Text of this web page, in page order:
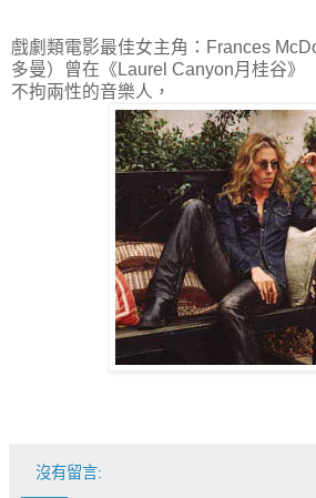
戲劇類電影最佳女主角：Frances
多曼）曾在《Laurel Canyon月桂谷》
不拘兩性的音樂人，
沒有留言: